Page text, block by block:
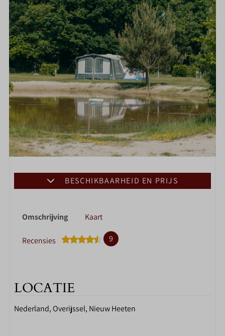
BESCHIKBAARHEID EN PRIJS
Omschrijving Kaart
Recensies 9
LOCATIE
Nederland, Overijssel, Nieuw Heeten